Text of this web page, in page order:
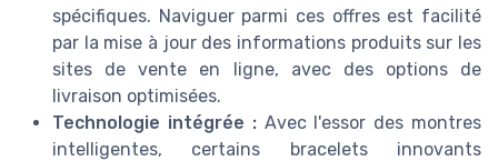
spécifiques. Naviguer parmi ces offres est facilité
par la mise à jour des informations produits sur les
sites de vente en ligne, avec des options de
livraison optimisées.
Technologie intégrée :Avec l'essor des montres
intelligentes, certains bracelets innovants